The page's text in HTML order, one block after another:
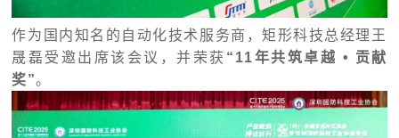
作为国内知名的自动化技术服务商，矩形科技总经理王
晟磊受邀出席该会议，并荣获 “11年共筑卓越 • 贡献
奖”。